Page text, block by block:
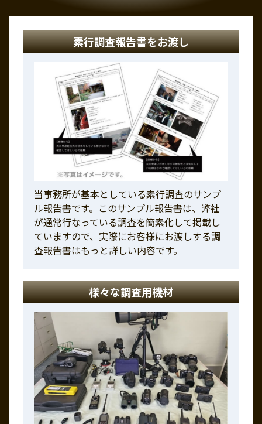
素行調査報告書をお渡し
当事務所が基本としている素行調査のサンプ
ル報告書です。このサンプル報告書は、弊社
が通常行なっている調査を簡素化して掲載し
ていますので、実際にお客様にお渡しする調
査報告書はもっと詳しい内容です。
様々な調査用機材